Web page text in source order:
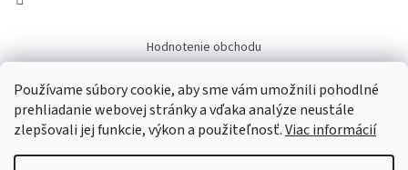
Používame súbory cookie, aby sme vám umožnili pohodlné
prehliadanie webovej stránky a vďaka analýze neustále
zlepšovali jej funkcie, výkon a použiteľnosť.Viac informácií
Hodnotenie obchodu
Overene